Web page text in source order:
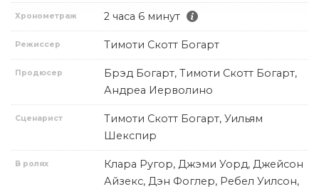
Хронометраж 2 часа 6 минут
Режиссер Тимоти Скотт Богарт
Продюсер
Брэд Богарт, Тимоти Скотт Богарт,
Андреа Иерволино
Сценарист
Тимоти Скотт Богарт, Уильям
Шекспир
В ролях
Клара Ругор, Джэми Уорд, Джейсон
Айзекс, Дэн Фоглер, Ребел Уилсон,